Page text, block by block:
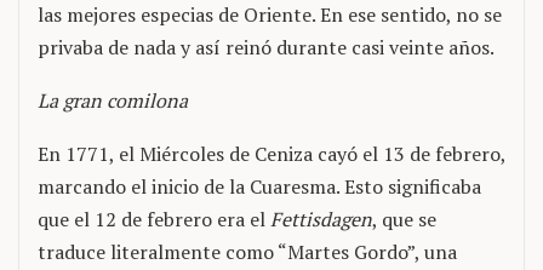
las mejores especias de Oriente. En ese sentido, no se
privaba de nada y así reinó durante casi veinte años.
La gran comilona
En 1771, el Miércoles de Ceniza cayó el 13 de febrero,
marcando el inicio de la Cuaresma. Esto significaba
que el 12 de febrero era elFettisdagen, que se
traduce literalmente como “Martes Gordo”, una